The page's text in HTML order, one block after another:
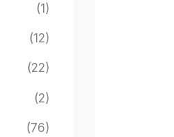
(1)
(12)
(22)
(2)
(76)